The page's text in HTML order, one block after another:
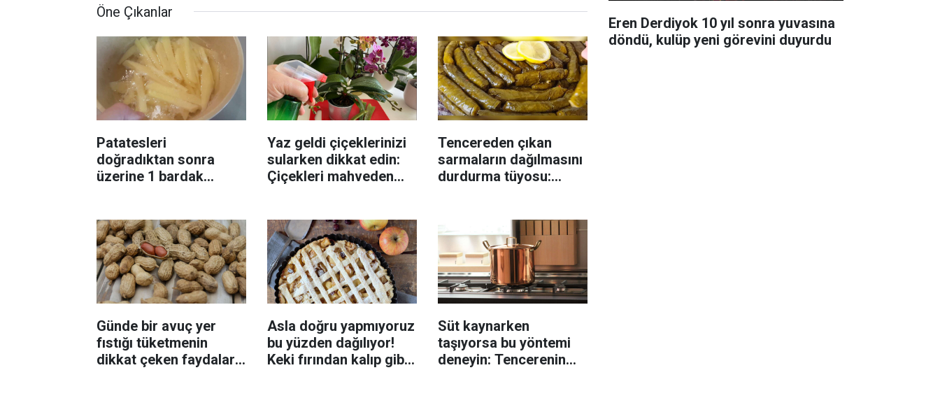
Öne Çıkanlar
Patatesleri
doğradıktan sonra
üzerine 1 bardak
Yaz geldi çiçeklerinizi
sularken dikkat edin:
Çiçekleri mahveden
Tencereden çıkan
sarmaların dağılmasını
durdurma tüyosu:
Günde bir avuç yer
fıstığı tüketmenin
dikkat çeken faydaları:
Asla doğru yapmıyoruz
bu yüzden dağılıyor!
Keki fırından kalıp gibi
Süt kaynarken
taşıyorsa bu yöntemi
deneyin: Tencerenin
Eren Derdiyok 10 yıl sonra yuvasına
döndü, kulüp yeni görevini duyurdu